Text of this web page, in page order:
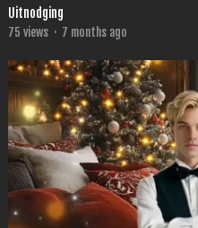
Uitnodging
75 views · 7 months ago